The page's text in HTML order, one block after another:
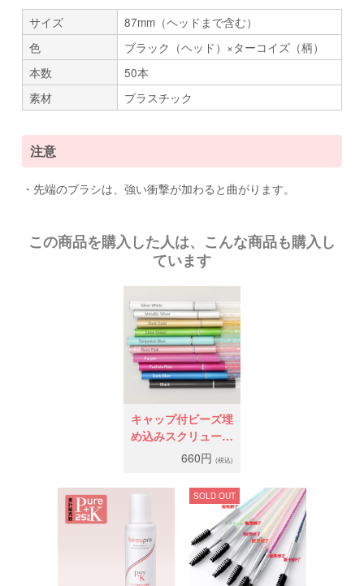
サイズ
87mm（ヘッドまで含む）
色
ブラック（ヘッド）×ターコイズ（柄）
本数
50本
素材
プラスチック
注意
・先端のブラシは、強い衝撃が加わると曲がります。
この商品を購入した人は、こんな商品も購入し
ています
キャップ付ビーズ埋
め込みスクリューブ
660円(税込)
SOLD OUT